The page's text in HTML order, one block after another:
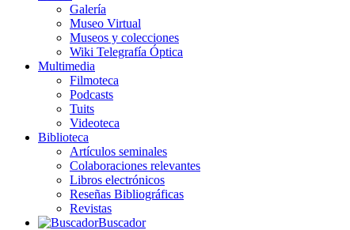
Galería
Museo Virtual
Museos y colecciones
Wiki Telegrafía Óptica
Multimedia
Filmoteca
Podcasts
Tuits
Videoteca
Biblioteca
Artículos seminales
Colaboraciones relevantes
Libros electrónicos
Reseñas Bibliográficas
Revistas
Buscador